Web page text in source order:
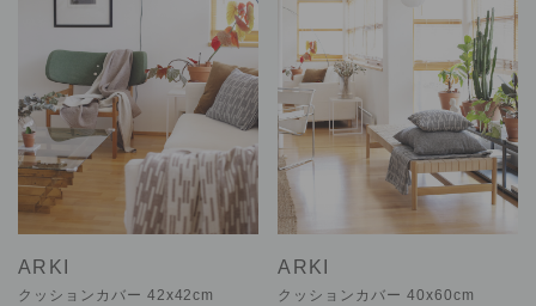
ARKI
クッションカバー 42x42cm
ARKI
クッションカバー 40x60cm